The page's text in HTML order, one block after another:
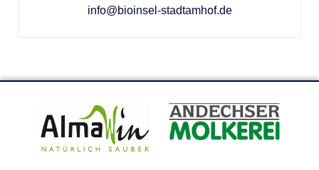
info@bioinsel-stadtamhof.de